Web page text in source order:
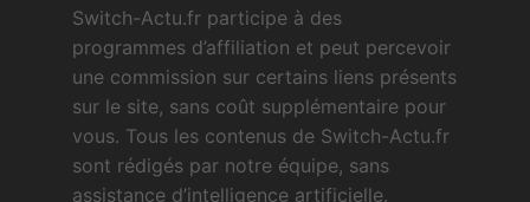
Switch-Actu.fr participe à des
programmes d’affiliation et peut percevoir
une commission sur certains liens présents
sur le site, sans coût supplémentaire pour
vous. Tous les contenus de Switch-Actu.fr
sont rédigés par notre équipe, sans
assistance d’intelligence artificielle.